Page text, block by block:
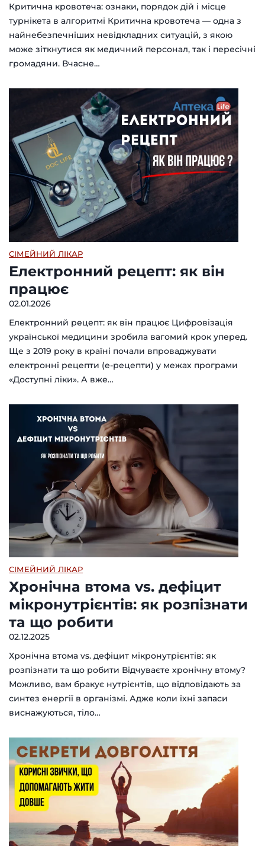
Критична кровотеча: ознаки, порядок дій і місце
турнікета в алгоритмі Критична кровотеча — одна з
найнебезпечніших невідкладних ситуацій, з якою
може зіткнутися як медичний персонал, так і пересічні
громадяни. Вчасне…
СІМЕЙНИЙ ЛІКАР
Електронний рецепт: як він
працює
02.01.2026
Електронний рецепт: як він працює Цифровізація
української медицини зробила вагомий крок уперед.
Ще з 2019 року в країні почали впроваджувати
електронні рецепти (е-рецепти) у межах програми
«Доступні ліки». А вже…
СІМЕЙНИЙ ЛІКАР
Хронічна втома vs. дефіцит
мікронутрієнтів: як розпізнати
та що робити
02.12.2025
Хронічна втома vs. дефіцит мікронутрієнтів: як
розпізнати та що робити Відчуваєте хронічну втому?
Можливо, вам бракує нутрієнтів, що відповідають за
синтез енергії в організмі. Адже коли їхні запаси
виснажуються, тіло…